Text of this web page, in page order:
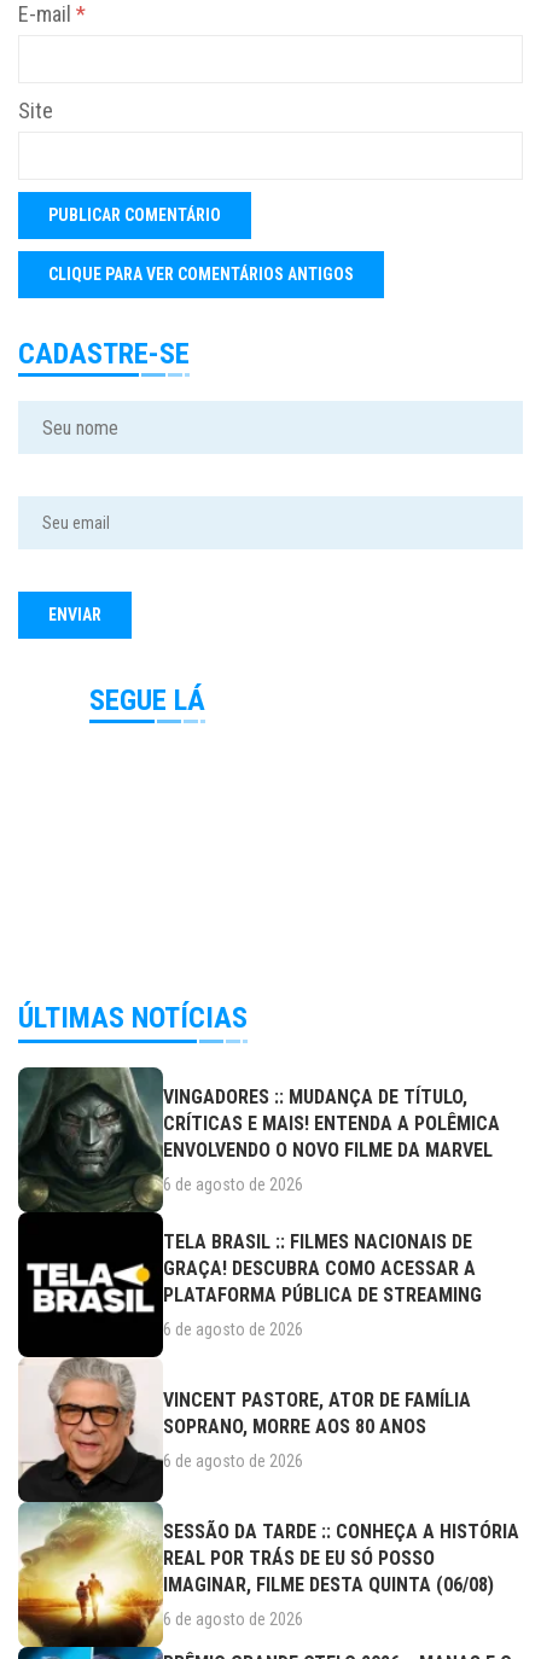
E-mail *
Site
CADASTRE-SE
SEGUE LÁ
ÚLTIMAS NOTÍCIAS
VINGADORES :: MUDANÇA DE TÍTULO,
CRÍTICAS E MAIS! ENTENDA A POLÊMICA
ENVOLVENDO O NOVO FILME DA MARVEL
6 de agosto de 2026
TELA BRASIL :: FILMES NACIONAIS DE
GRAÇA! DESCUBRA COMO ACESSAR A
PLATAFORMA PÚBLICA DE STREAMING
6 de agosto de 2026
VINCENT PASTORE, ATOR DE FAMÍLIA
SOPRANO, MORRE AOS 80 ANOS
6 de agosto de 2026
SESSÃO DA TARDE :: CONHEÇA A HISTÓRIA
REAL POR TRÁS DE EU SÓ POSSO
IMAGINAR, FILME DESTA QUINTA (06/08)
6 de agosto de 2026